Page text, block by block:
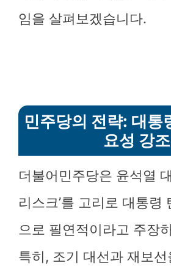
임을 살펴보겠습니다.
민주당의 전략: 대통
요성 강조
더불어민주당은 윤석열
리스크’를 고리로 대통령
으로 필연적이라고 주장
특히, 조기 대선과 재보선